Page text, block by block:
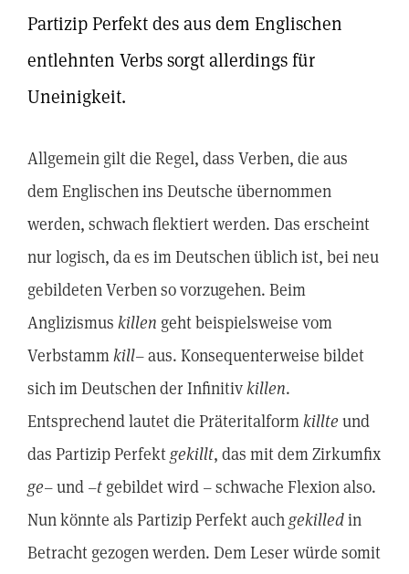
Partizip Perfekt des aus dem Englischen
entlehnten Verbs sorgt allerdings für
Uneinigkeit.
Allgemein gilt die Regel, dass Verben, die aus
dem Englischen ins Deutsche übernommen
werden, schwach flektiert werden. Das erscheint
nur logisch, da es im Deutschen üblich ist, bei neu
gebildeten Verben so vorzugehen. Beim
Anglizismus killen geht beispielsweise vom
Verbstammkill– aus. Konsequenterweise bildet
sich im Deutschen der Infinitivkillen.
Entsprechend lautet die Präteritalformkillte und
das Partizip Perfekt gekillt, das mit dem Zirkumfix
ge– und –t gebildet wird – schwache Flexion also.
Nun könnte als Partizip Perfekt auch gekilledin
Betracht gezogen werden. Dem Leser würde somit